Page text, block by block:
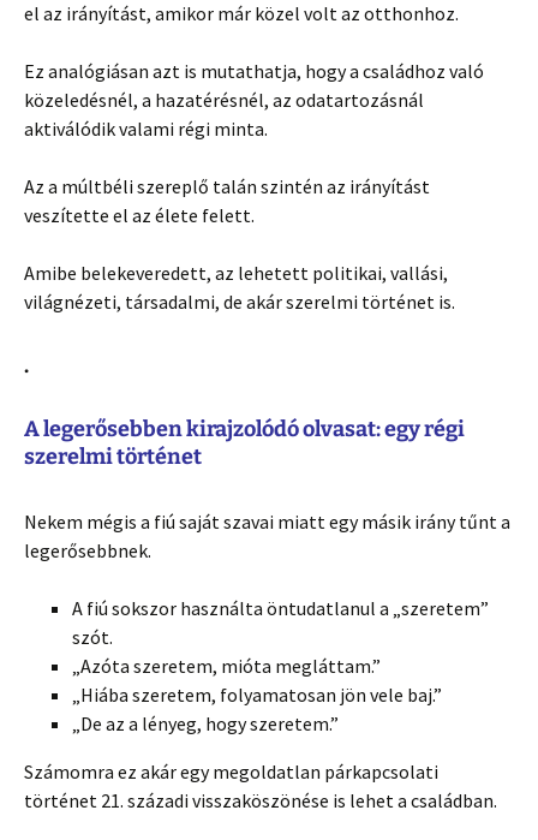
el az irányítást, amikor már közel volt az otthonhoz.
Ez analógiásan azt is mutathatja, hogy a családhoz való
közeledésnél, a hazatérésnél, az odatartozásnál
aktiválódik valami régi minta.
Az a múltbéli szereplő talán szintén az irányítást
veszítette el az élete felett.
Amibe belekeveredett, az lehetett politikai, vallási,
világnézeti, társadalmi, de akár szerelmi történet is.
.
A legerősebben kirajzolódó olvasat: egy régi
szerelmi történet
Nekem mégis a fiú saját szavai miatt egy másik irány tűnt a
legerősebbnek.
A fiú sokszor használta öntudatlanul a „szeretem”
szót.
„Azóta szeretem, mióta megláttam.”
„Hiába szeretem, folyamatosan jön vele baj.”
„De az a lényeg, hogy szeretem.”
Számomra ez akár egy megoldatlan párkapcsolati
történet 21. századi visszaköszönése is lehet a családban.